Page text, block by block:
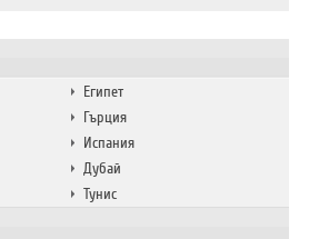
Египет
Гърция
Испания
Дубай
Тунис